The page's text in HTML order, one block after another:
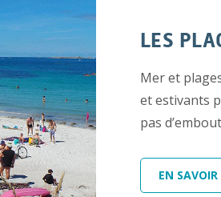
LES
Mer et
et estivants
pas
EN SAVOIR